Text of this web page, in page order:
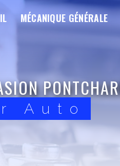
MÉCANIQUE GÉNÉRALE
Auto